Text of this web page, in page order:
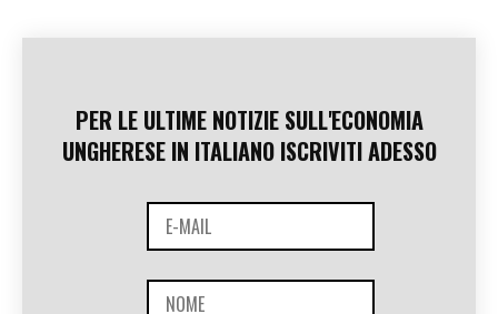
PER LE ULTIME NOTIZIE SULL'ECONOMIA
UNGHERESE IN ITALIANO ISCRIVITI ADESSO